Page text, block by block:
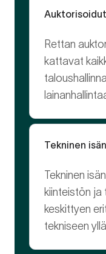
Rettan
kattavat
Tekninen
Tekninen
kiinteistön ja
keskittyen
tekniseen